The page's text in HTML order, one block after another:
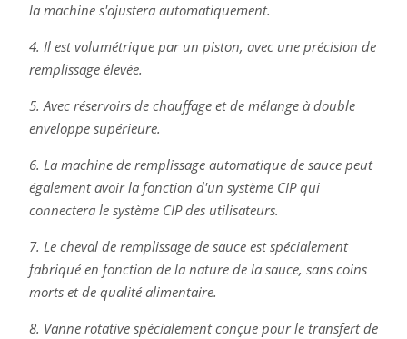
la machine s'ajustera automatiquement.
4. Il est volumétrique par un piston, avec une précision de
remplissage élevée.
5. Avec réservoirs de chauffage et de mélange à double
enveloppe supérieure.
6. La machine de remplissage automatique de sauce peut
également avoir la fonction d'un système CIP qui
connectera le système CIP des utilisateurs.
7. Le cheval de remplissage de sauce est spécialement
fabriqué en fonction de la nature de la sauce, sans coins
morts et de qualité alimentaire.
8. Vanne rotative spécialement conçue pour le transfert de